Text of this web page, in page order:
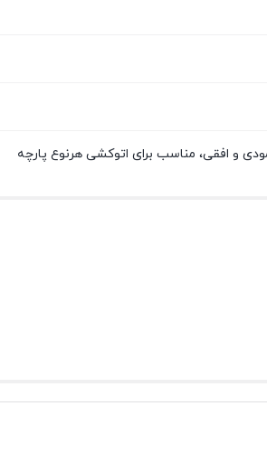
و افقی، مناسب برای اتوکشی هرنوع پارچه